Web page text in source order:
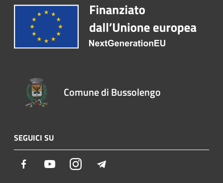
Comune di Bussolengo
SEGUICI SU
Facebook YoutubeInstagram